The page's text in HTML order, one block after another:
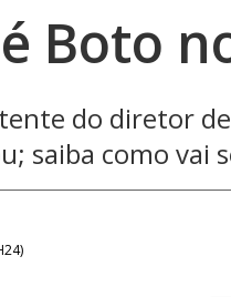
Boto
do diretor
saiba como vai
)